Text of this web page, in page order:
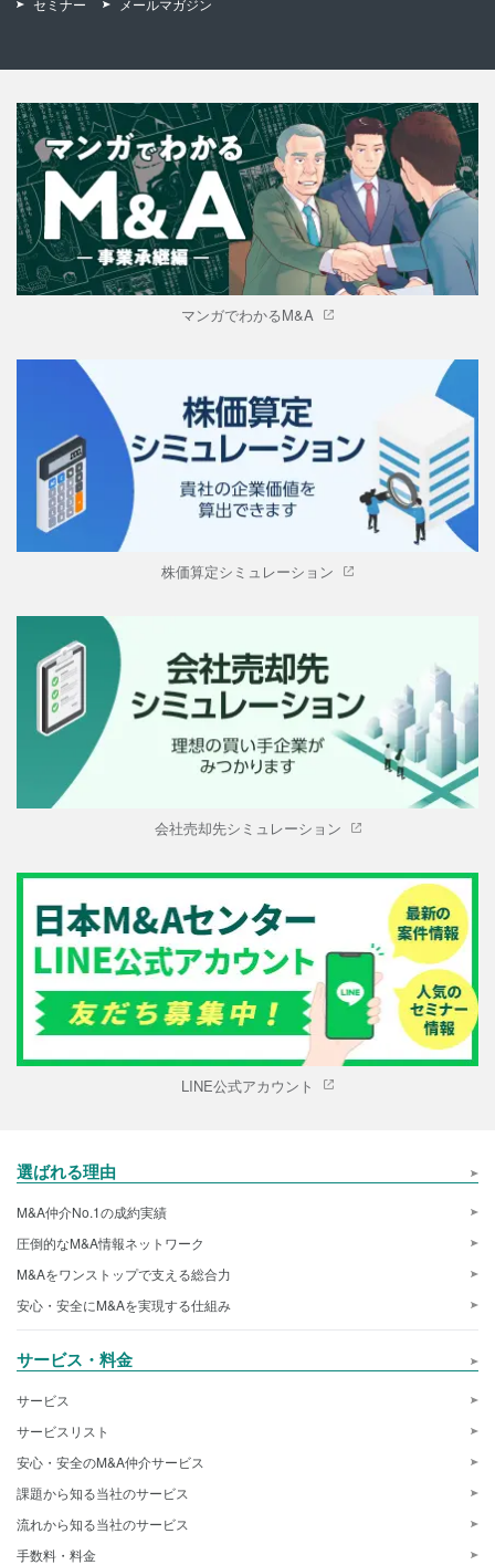
セミナー メールマガジン
マンガでわかるM&A
株価算定シミュレーション
会社売却先シミュレーション
LINE公式アカウント
選ばれる理由
M&A仲介No.1の成約実績
圧倒的なM&A情報ネットワーク
M&Aをワンストップで支える総合力
安心・安全にM&Aを実現する仕組み
サービス・料金
サービス
サービスリスト
安心・安全のM&A仲介サービス
課題から知る当社のサービス
流れから知る当社のサービス
手数料・料金